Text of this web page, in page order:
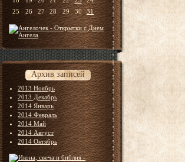
25
26 27 28 29 30 31
Архив записей
2013 Ноябрь
2013 Декабрь
2014 Январь
2014 Февраль
2014 Май
2014 Август
2014 Октябрь